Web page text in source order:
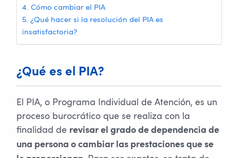
Cómo cambiar el PIA
¿Qué hacer si la resolución del PIA es
insatisfactoria?
¿Qué es el PIA?
El PIA, o Programa Individual de Atención, es un
proceso burocrático que se realiza con la
finalidad de revisar el grado de dependencia de
una persona o cambiar las prestaciones que se